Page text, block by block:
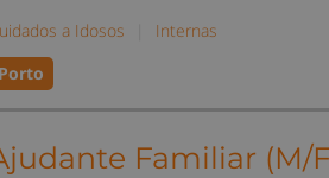
a Idosos
Internas
Porto
Familiar (M/